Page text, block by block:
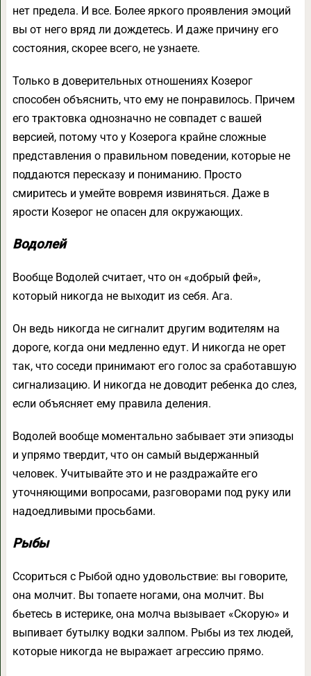
нет предела. И все. Более яркого проявления эмоций
вы от него вряд ли дождетесь. И даже причину его
состояния, скорее всего, не узнаете.
Только в доверительных отношениях Козерог
способен объяснить, что ему не понравилось. Причем
его трактовка однозначно не совпадет с вашей
версией, потому что у Козерога крайне сложные
представления о правильном поведении, которые не
поддаются пересказу и пониманию. Просто
смиритесь и умейте вовремя извиняться. Даже в
ярости Козерог не опасен для окружающих.
Водолей
Вообще Водолей считает, что он «добрый фей»,
который никогда не выходит из себя. Ага.
Он ведь никогда не сигналит другим водителям на
дороге, когда они медленно едут. И никогда не орет
так, что соседи принимают его голос за сработавшую
сигнализацию. И никогда не доводит ребенка до слез,
если объясняет ему правила деления.
Водолей вообще моментально забывает эти эпизоды
и упрямо твердит, что он самый выдержанный
человек. Учитывайте это и не раздражайте его
уточняющими вопросами, разговорами под руку или
надоедливыми просьбами.
Рыбы
Ссориться с Рыбой одно удовольствие: вы говорите,
она молчит. Вы топаете ногами, она молчит. Вы
бьетесь в истерике, она молча вызывает «Скорую» и
выпивает бутылку водки залпом. Рыбы из тех людей,
которые никогда не выражает агрессию прямо.